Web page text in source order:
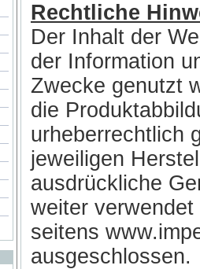
Rechtliche
Der Inhalt der
der Information
Zwecke genutzt
die
urheberrechtlich
jeweiligen
ausdrückliche
weiter
seitens
ausgeschlossen.